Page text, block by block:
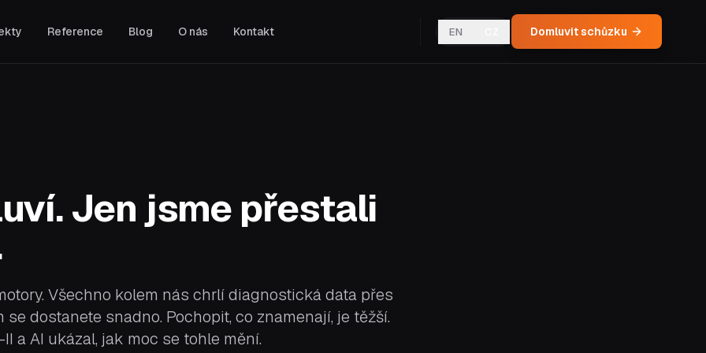
OSINT: Open Source
Intelligence
Reference Blog O nás Kontakt EN Domluvit schůzku
Jen jsme přestali
Všechno kolem nás chrlí diagnostická data přes
dostanete snadno. Pochopit, co znamenají, je těžší.
a AI ukázal, jak moc se tohle mění.